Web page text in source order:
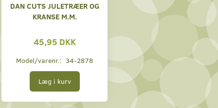
DAN CUTS JULETRÆER OG
KRANSE M.M.
45,95 DKK
Model/varenr.: 34-2878
Læg i kurv